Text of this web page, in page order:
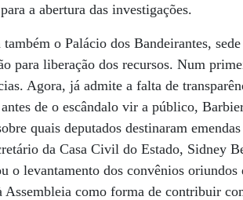
a abertura das investigações.
o Palácio dos Bandeirantes,
para liberação dos recursos. Num
Agora, já admite a falta de
de o escândalo vir a público,
quais deputados destinaram
da Casa Civil do Estado, Sidney
o levantamento dos convênios oriundos
Assembleia como forma de contribuir